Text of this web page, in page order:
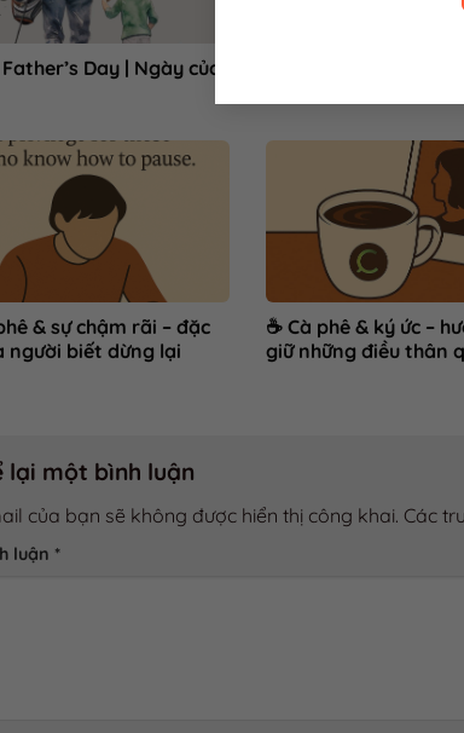
Day | Ngày của
& sự chậm rãi – đặc
người biết dừng lại
☕ Cà phê & ký ức –
giữ những điều thân
lại một bình luận
của bạn sẽ không được hiển thị công khai. Các
luận *